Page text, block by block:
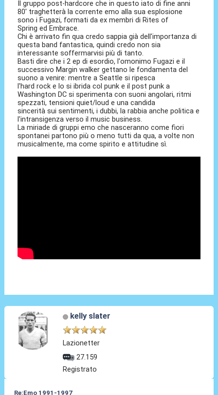
Il gruppo post-hardcore che in questo iato di fine anni
80' traghetterà la corrente emo alla sua esplosione
sono i Fugazi, formati da ex membri di Rites of
Spring ed Embrace.
Chi è arrivato fin qua credo sappia già dell'importanza di
questa band fantastica, quindi credo non sia
interessante soffermarvisi più di tanto.
Basti dire che i 2 ep di esordio, l'omonimo Fugazi e il
successivo Margin walker gettano le fondamenta del
suono a venire: mentre a Seattle si ripesca
l'hard rock e lo si ibrida col punk e il post punk a
Washington DC si sperimenta con suoni angolari, ritmi
spezzati, tensioni quiet/loud e una candida
sincerità sui sentimenti, i dubbi, la rabbia anche politica e
l'intransigenza verso il music business.
La miriade di gruppi emo che nasceranno come fiori
spontanei partono più o meno tutti da qua, a volte non
musicalmente, ma come spirito e attitudine sì.
kelly slater
Lazionetter
27.159
Registrato
Re:Emo 1991-1997